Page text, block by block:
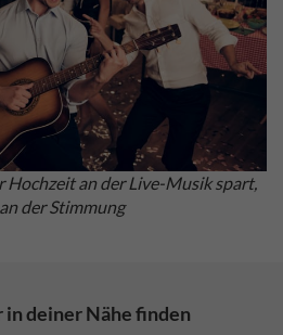
Hochzeit an der Live-Musik spart,
der Stimmung
deiner Nähe finden